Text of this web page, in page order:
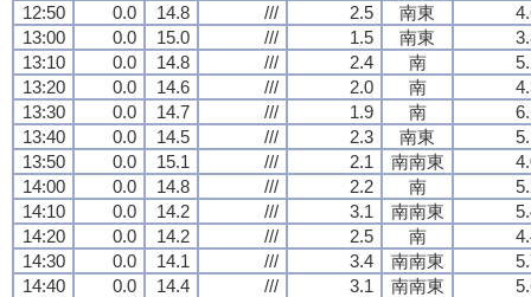
12:50
0.0 14.8 /// 2.5 南東
13:00
0.0 15.0 /// 1.5 南東
13:10
0.0 14.8 /// 2.4 南
13:20
0.0 14.6 /// 2.0 南
13:30
0.0 14.7 /// 1.9 南
13:40
0.0 14.5 /// 2.3 南東
13:50
0.0 15.1 /// 2.1 南南東
14:00
0.0 14.8 /// 2.2 南
14:10
0.0 14.2 /// 3.1 南南東
14:20
0.0 14.2 /// 2.5 南
14:30
0.0 14.1 /// 3.4 南南東
14:40
0.0 14.4 /// 3.1 南南東